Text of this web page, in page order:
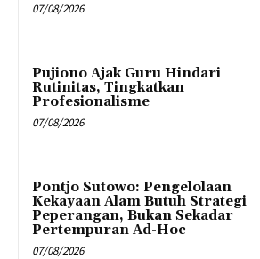
07/08/2026
Pujiono Ajak Guru Hindari
Rutinitas, Tingkatkan
Profesionalisme
07/08/2026
Pontjo Sutowo: Pengelolaan
Kekayaan Alam Butuh Strategi
Peperangan, Bukan Sekadar
Pertempuran Ad-Hoc
07/08/2026